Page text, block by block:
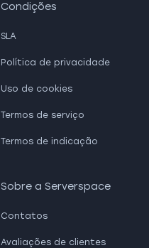
Condições
SLA
Política de privacidade
Uso de cookies
Termos de serviço
Termos de indicação
Sobre a Serverspace
Contatos
Avaliações de clientes